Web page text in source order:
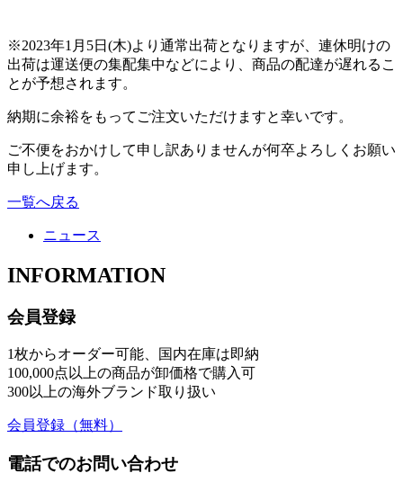
※2023年1月5日(木)より通常出荷となりますが、連休明けの
出荷は運送便の集配集中などにより、商品の配達が遅れるこ
とが予想されます。
納期に余裕をもってご注文いただけますと幸いです。
ご不便をおかけして申し訳ありませんが何卒よろしくお願い
申し上げます。
一覧へ戻る
ニュース
INFORMATION
会員登録
1枚からオーダー可能、国内在庫は即納
100,000点以上の商品が卸価格で購入可
300以上の海外ブランド取り扱い
会員登録 （無料）
電話でのお問い合わせ